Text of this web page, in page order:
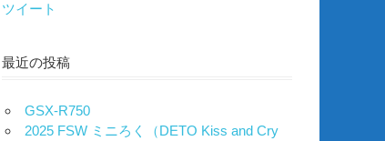
ツイート
最近の投稿
GSX-R750
2025 FSW ミニろく（DETO Kiss and Cry